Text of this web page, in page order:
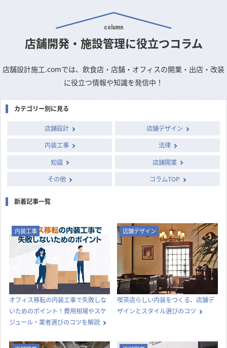
column
店舗開発・施設管理に役立つコラム
店舗設計施工.comでは、飲食店・店舗・オフィスの開業・出店・改装
に役立つ情報や知識を発信中！
カテゴリー別に見る
店舗設計
店舗デザイン
内装工事
法律
知識
店舗開業
その他
コラムTOP
新着記事一覧
内装工事
オフィス移転の内装工事で失敗しな
いためのポイント！費用相場やスケ
ジュール・業者選びのコツを解説
店舗デザイン
喫茶店らしい内装をつくる、店舗デ
ザインとスタイル選びのコツ